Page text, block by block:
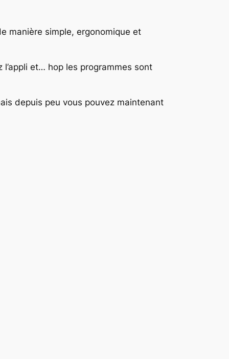
manière simple, ergonomique et
et… hop les programmes sont
depuis peu vous pouvez maintenant